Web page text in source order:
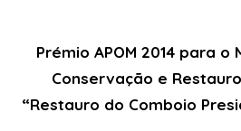
Prémio APOM 2014 para o
Conservação e
“Restauro do Comboio